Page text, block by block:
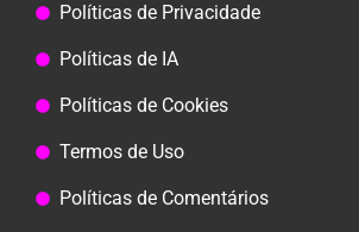
Políticas de Privacidade
Políticas de IA
Políticas de Cookies
Termos de Uso
Políticas de Comentários